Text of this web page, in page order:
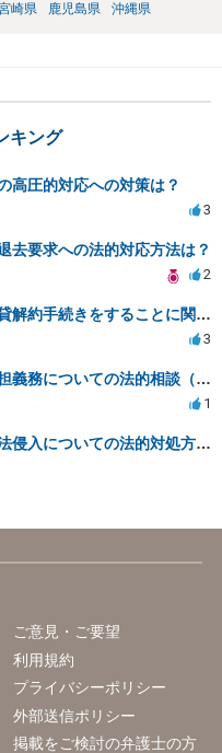
崎県 鹿児島県 沖縄県
キング
高圧的対応への対策は？
3
去要求への法的対応方法は？
2
連帯保証人が本人確定前に賃貸解約手続きをすることに関して
3
借家退去後の建物解体費用負担義務についての法的相談（補足説明修正）
1
賃貸契約更新拒否と大家の不法侵入についての法的対処方法は？
ご意見・ご要望
利用規約
プライバシーポリシー
外部送信ポリシー
掲載をご検討の弁護士の方